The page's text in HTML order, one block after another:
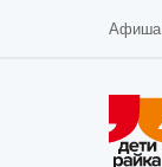
Афиша